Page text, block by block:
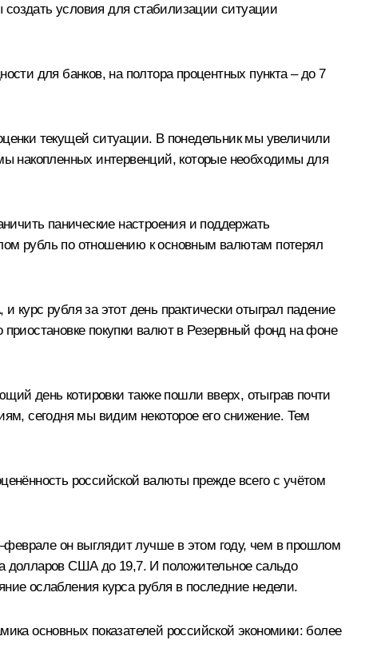
условия для стабилизации ситуации
для банков, на полтора процентных пункта – до 7
текущей ситуации. В понедельник мы увеличили
накопленных интервенций, которые необходимы для
панические настроения и поддержать
рубль по отношению к основным валютам потерял
рубля за этот день практически отыграл падение
покупки валют в Резервный фонд на фоне
день котировки также пошли вверх, отыграв почти
сегодня мы видим некоторое его снижение. Тем
российской валюты прежде всего с учётом
он выглядит лучше в этом году, чем в прошлом
долларов США до 19,7. И положительное сальдо
ослабления курса рубля в последние недели.
основных показателей российской экономики: более